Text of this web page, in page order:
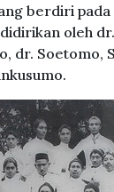
berdiri pada
oleh
dr. Soetomo,